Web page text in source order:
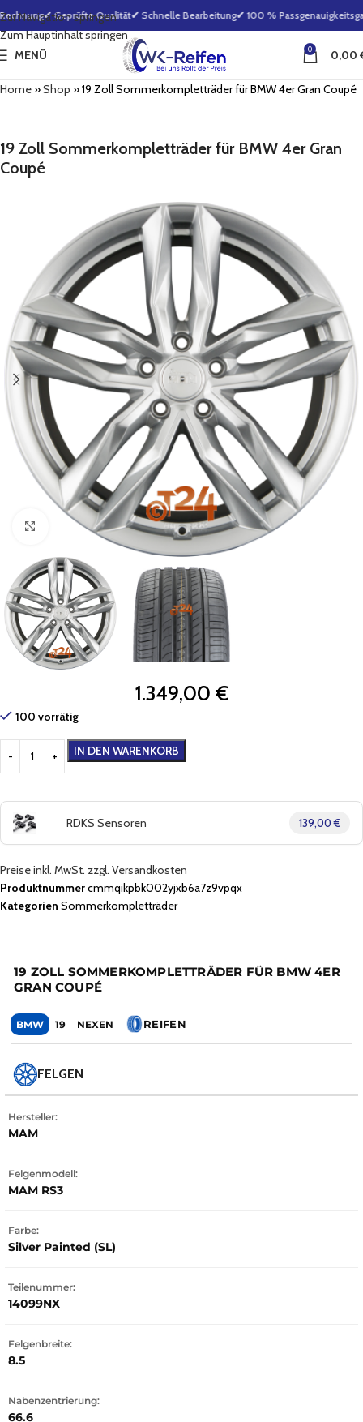
Zur Navigation springen
Zum Hauptinhalt springen
✔ Geprüfte Qualität✔ Schnelle Bearbeitung✔ 100 %
MENÜ 0 0,00
Home»Shop »19 Zoll Sommerkompletträder für BMW 4er Gran Coupé
19 Zoll Sommerkompletträder für BMW 4er Gran
Coupé
Zum Vergrößern klicken
1.349,00 €
100 vorrätig
IN DEN WARENKORB
RDKS Sensoren 139,00 €
Preise inkl. MwSt. zzgl. Versandkosten
Produktnummercmmqikpbk002yjxb6a7z9vpqx
Kategorien Sommerkompletträder
19 ZOLL SOMMERKOMPLETTRÄDER FÜR BMW 4ER
GRAN COUPÉ
BMW 19 NEXEN REIFEN
FELGEN
Hersteller:
MAM
Felgenmodell:
MAM RS3
Farbe:
Silver Painted (SL)
Teilenummer:
14099NX
Felgenbreite:
8.5
Nabenzentrierung:
66.6